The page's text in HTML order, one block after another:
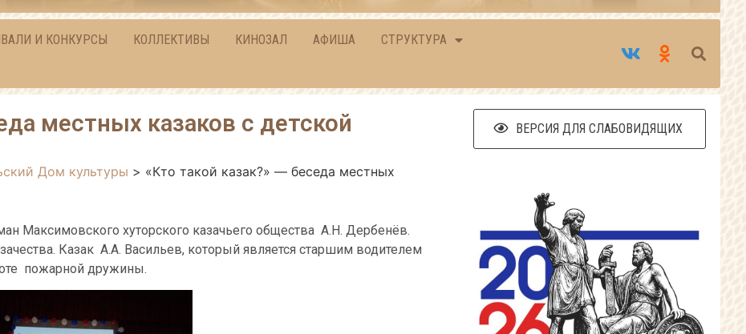
И КОНКУРСЫ КОЛЛЕКТИВЫ КИНОЗАЛ АФИША
СТРУКТУРА
местных казаков с детской
Дом культуры > «Кто такой казак?» — беседа местных
Максимовского хуторского казачьего общества А.Н. Дербенёв.
Казак А.А. Васильев, который является старшим водителем
пожарной дружины.
ВЕРСИЯ ДЛЯ СЛАБОВИДЯЩИХ